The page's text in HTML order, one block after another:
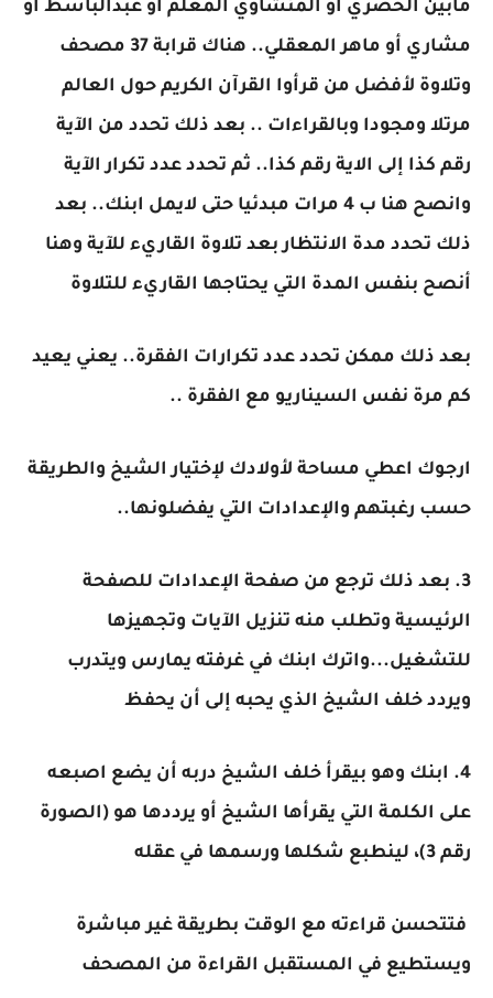
مابين الحصري أو المنشاوي المعلم أو عبدالباسط أو
مشاري أو ماهر المعقلي.. هناك قرابة 37 مصحف
وتلاوة لأفضل من قرأوا القرآن الكريم حول العالم
مرتلا ومجودا وبالقراءات .. بعد ذلك تحدد من الآية
رقم كذا إلى الاية رقم كذا.. ثم تحدد عدد تكرار الآية
وانصح هنا ب 4 مرات مبدئيا حتى لايمل ابنك.. بعد
ذلك تحدد مدة الانتظار بعد تلاوة القاريء للآية وهنا
أنصح بنفس المدة التي يحتاجها القاريء للتلاوة
بعد ذلك ممكن تحدد عدد تكرارات الفقرة.. يعني يعيد
كم مرة نفس السيناريو مع الفقرة ..
ارجوك اعطي مساحة لأولادك لإختيار الشيخ والطريقة
حسب رغبتهم والإعدادات التي يفضلونها..
3. بعد ذلك ترجع من صفحة الإعدادات للصفحة
الرئيسية وتطلب منه تنزيل الآيات وتجهيزها
للتشغيل...واترك ابنك في غرفته يمارس ويتدرب
ويردد خلف الشيخ الذي يحبه إلى أن يحفظ
4. ابنك وهو بيقرأ خلف الشيخ دربه أن يضع اصبعه
على الكلمة التي يقرأها الشيخ أو يرددها هو (الصورة
رقم 3)، لينطبع شكلها ورسمها في عقله
فتتحسن قراءته مع الوقت بطريقة غير مباشرة
ويستطيع في المستقبل القراءة من المصحف